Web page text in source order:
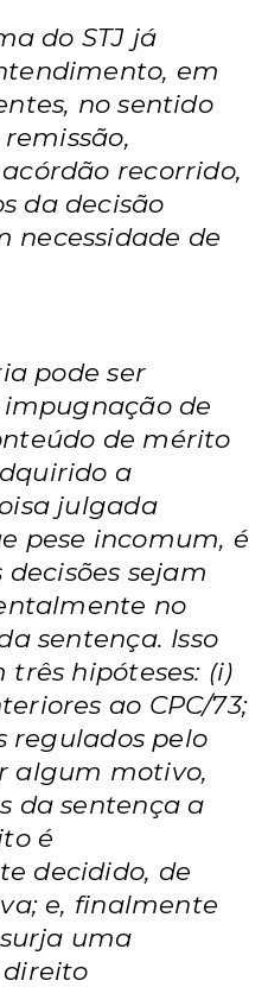
do STJ já
em
no sentido
recorrido,
da decisão
necessidade de
pode ser
de
de mérito
a
julgada
pese incomum, é
sejam
no
sentença. Isso
três hipóteses: (i)
ao CPC/73;
regulados pelo
algum motivo,
da sentença a
é
decidido, de
e, finalmente
uma